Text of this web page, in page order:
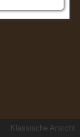
Klassische Ansicht